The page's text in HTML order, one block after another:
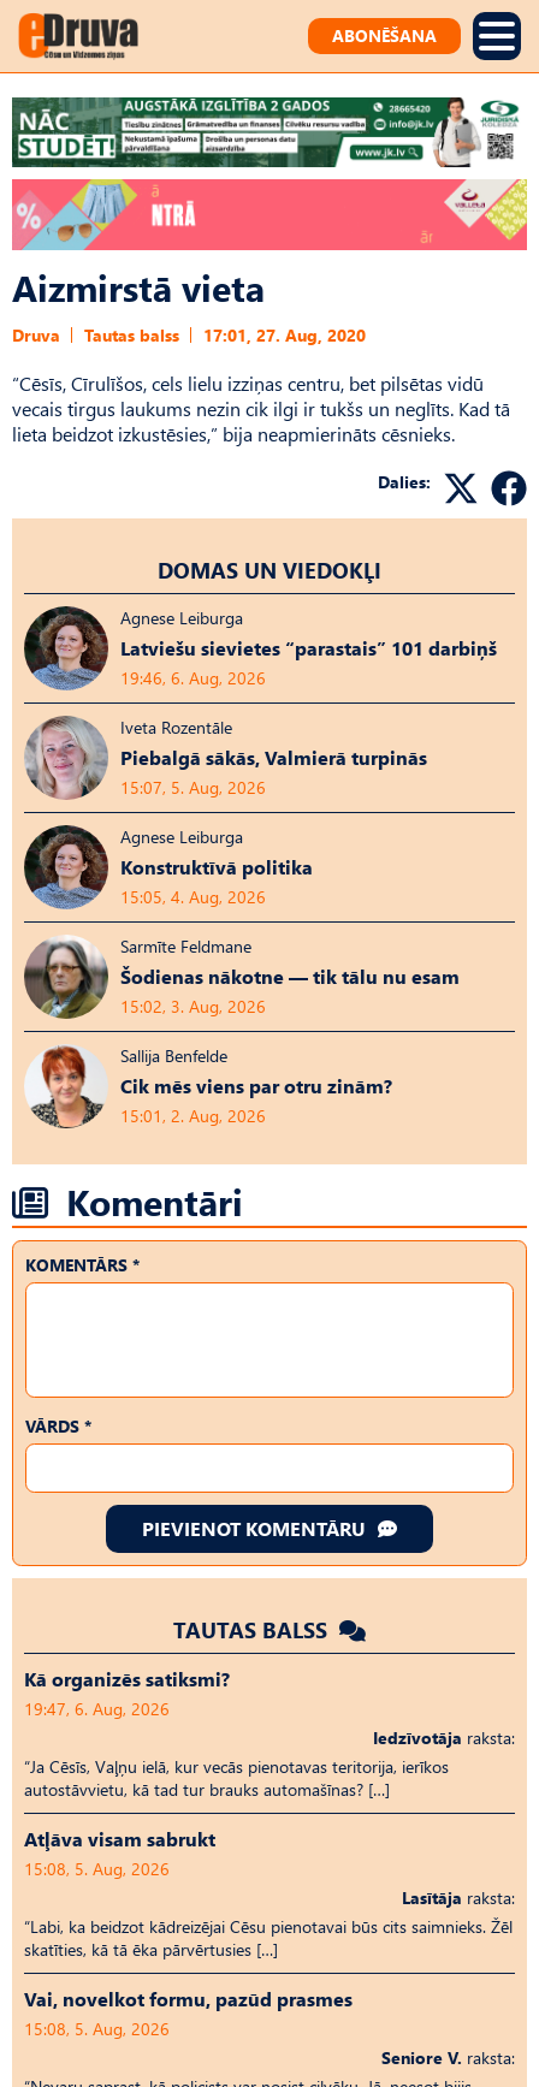
ABONĒŠANA
Aizmirstā vieta
Druva Tautas balss 17:01, 27. Aug, 2020
“Cēsīs, Cīrulīšos, cels lielu izziņas centru, bet pilsētas vidū
vecais tirgus laukums nezin cik ilgi ir tukšs un neglīts. Kad tā
lieta beidzot izkustēsies,” bija neapmierināts cēsnieks.
Dalies:
DOMAS UN VIEDOKĻI
Agnese Leiburga
Latviešu sievietes “parastais” 101 darbiņš
19:46, 6. Aug, 2026
Iveta Rozentāle
Piebalgā sākās, Valmierā turpinās
15:07, 5. Aug, 2026
Agnese Leiburga
Konstruktīvā politika
15:05, 4. Aug, 2026
Sarmīte Feldmane
Šodienas nākotne — tik tālu nu esam
15:02, 3. Aug, 2026
Sallija Benfelde
Cik mēs viens par otru zinām?
15:01, 2. Aug, 2026
Komentāri
KOMENTĀRS *
VĀRDS *
PIEVIENOT KOMENTĀRU
TAUTAS BALSS
Kā organizēs satiksmi?
19:47, 6. Aug, 2026
Iedzīvotāja raksta:
“Ja Cēsīs, Vaļņu ielā, kur vecās pienotavas teritorija, ierīkos
autostāvvietu, kā tad tur brauks automašīnas? […]
Atļāva visam sabrukt
15:08, 5. Aug, 2026
Lasītāja raksta:
“Labi, ka beidzot kādreizējai Cēsu pienotavai būs cits saimnieks. Žēl
skatīties, kā tā ēka pārvērtusies […]
Vai, novelkot formu, pazūd prasmes
15:08, 5. Aug, 2026
Seniore V. raksta: